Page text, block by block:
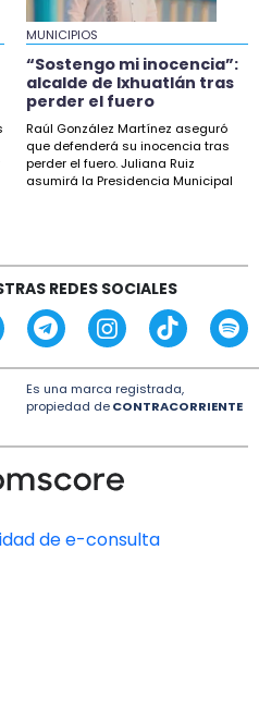
protestarán en fiscalía por
proyecto de fracking en
alcalde de Ixhuatlán
MUNICIPIOS
“Sostengo mi inocencia”:
alcalde de Ixhuatlán tras
perder el fuero
Raúl González Martínez aseguró
que defenderá su inocencia tras
perder el fuero. Juliana Ruiz
asumirá la Presidencia Municipal
REDES SOCIALES
Es una marca registrada,
propiedad deCONTRACORRIENTE
de e-consulta